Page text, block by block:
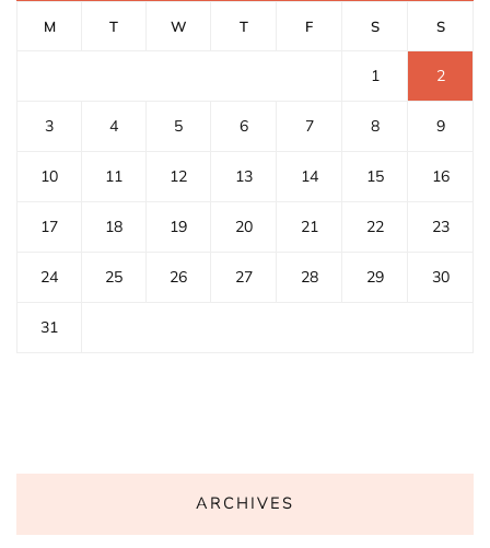
M T W T F S S
1 2
3 4 5 6 7 8 9
10 11 12 13 14 15 16
17 18 19 20 21 22 23
24 25 26 27 28 29 30
31
ARCHIVES